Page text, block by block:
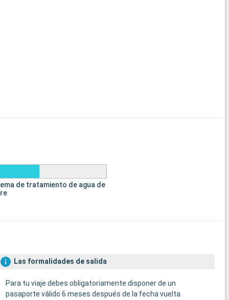
de tratamiento de agua de
Las formalidades de salida
Para tu viaje debes obligatoriamente disponer de un
pasaporte válido 6 meses después de la fecha vuelta.